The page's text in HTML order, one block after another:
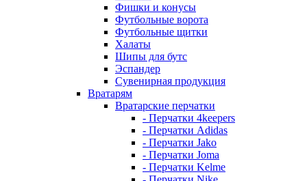
Фишки и конусы
Футбольные ворота
Футбольные щитки
Халаты
Шипы для бутс
Эспандер
Сувенирная продукция
Вратарям
Вратарские перчатки
- Перчатки 4keepers
- Перчатки Adidas
- Перчатки Jako
- Перчатки Joma
- Перчатки Kelme